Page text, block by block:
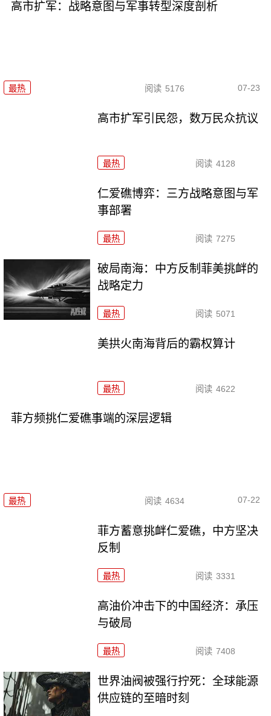
高市扩军：战略意图与军事转型深度剖析
最热 阅读 5176 07-23
高市扩军引民怨，数万民众抗议
最热 阅读 4128
仁爱礁博弈：三方战略意图与军
事部署
最热 阅读 7275
破局南海：中方反制菲美挑衅的
战略定力
最热 阅读 5071
美拱火南海背后的霸权算计
最热 阅读 4622
菲方频挑仁爱礁事端的深层逻辑
最热 阅读 4634 07-22
菲方蓄意挑衅仁爱礁，中方坚决
反制
最热 阅读 3331
高油价冲击下的中国经济：承压
与破局
最热 阅读 7408
世界油阀被强行拧死：全球能源
供应链的至暗时刻